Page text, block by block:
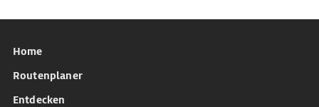
Home
Routenplaner
Entdecken